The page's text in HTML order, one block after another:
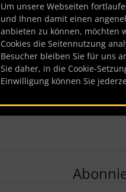
Um unsere Webseiten
und Ihnen damit einen
anbieten zu können, möchten
Cookies die Seitennutzung
Besucher bleiben Sie für uns
Sie daher, in die Cookie-
Einwilligung können Sie